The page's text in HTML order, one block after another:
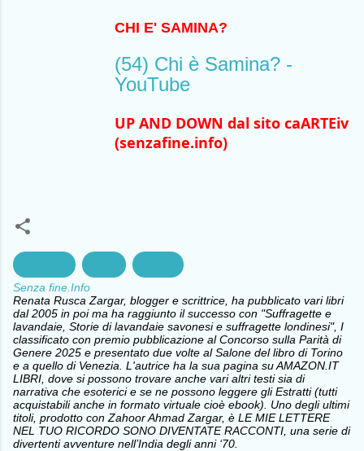
CHI E' SAMINA?
(54) Chi è Samina? -
YouTube
UP AND DOWN dal sito caARTEiv
(senzafine.info)
Senza fine.Info
Renata Rusca Zargar, blogger e scrittrice, ha pubblicato vari libri
dal 2005 in poi ma ha raggiunto il successo con "Suffragette e
lavandaie, Storie di lavandaie savonesi e suffragette londinesi", I
classificato con premio pubblicazione al Concorso sulla Parità di
Genere 2025 e presentato due volte al Salone del libro di Torino
e a quello di Venezia. L'autrice ha la sua pagina su AMAZON.IT
LIBRI, dove si possono trovare anche vari altri testi sia di
narrativa che esoterici e se ne possono leggere gli Estratti (tutti
acquistabili anche in formato virtuale cioè ebook). Uno degli ultimi
titoli, prodotto con Zahoor Ahmad Zargar, è LE MIE LETTERE
NEL TUO RICORDO SONO DIVENTATE RACCONTI, una serie di
divertenti avventure nell’India degli anni ‘70.